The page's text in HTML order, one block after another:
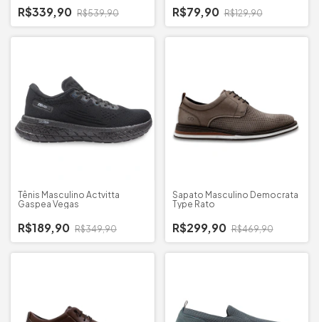
R$339,90 R$539,90 R$79,90 R$129,90
Tênis Masculino Actvitta
Gaspea Vegas
R$189,90 R$349,90
Sapato Masculino Democrata
Type Rato
R$299,90 R$469,90